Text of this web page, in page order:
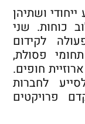
ושתיהן
כוחות. שני
לקידום
פסולת,
חופים.
לחברות
פרויקטים